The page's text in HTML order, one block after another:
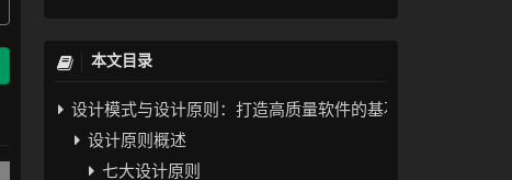
本文目录
设计模式与设计原则：打造高质量软件的基石
设计原则概述
七大设计原则